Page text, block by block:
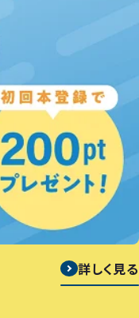
詳しく見る